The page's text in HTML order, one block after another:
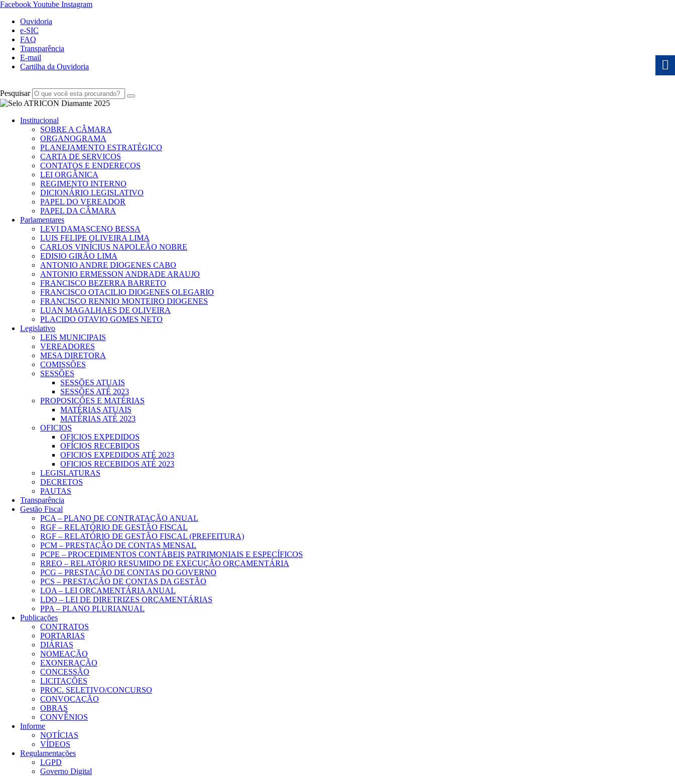
FacebookYoutube Instagram
Ouvidoria
e-SIC
FAQ
Transparência
E-mail
Cartilha da Ouvidoria
Pesquisar
Institucional
SOBRE A CÂMARA
ORGANOGRAMA
PLANEJAMENTO ESTRATÉGICO
CARTA DE SERVIÇOS
CONTATOS E ENDEREÇOS
LEI ORGÂNICA
REGIMENTO INTERNO
DICIONÁRIO LEGISLATIVO
PAPEL DO VEREADOR
PAPEL DA CÂMARA
Parlamentares
LEVI DAMASCENO BESSA
LUIS FELIPE OLIVEIRA LIMA
CARLOS VINÍCIUS NAPOLEÃO NOBRE
EDISIO GIRÃO LIMA
ANTONIO ANDRE DIOGENES CABO
ANTONIO ERMESSON ANDRADE ARAUJO
FRANCISCO BEZERRA BARRETO
FRANCISCO OTACILIO DIOGENES OLEGARIO
FRANCISCO RENNIO MONTEIRO DIOGENES
LUAN MAGALHAES DE OLIVEIRA
PLACIDO OTAVIO GOMES NETO
Legislativo
LEIS MUNICIPAIS
VEREADORES
MESA DIRETORA
COMISSÕES
SESSÕES
SESSÕES ATUAIS
SESSÕES ATÉ 2023
PROPOSIÇÕES E MATÉRIAS
MATÉRIAS ATUAIS
MATÉRIAS ATÉ 2023
OFICIOS
OFICIOS EXPEDIDOS
OFÍCIOS RECEBIDOS
OFICIOS EXPEDIDOS ATÉ 2023
OFICIOS RECEBIDOS ATÉ 2023
LEGISLATURAS
DECRETOS
PAUTAS
Transparência
Gestão Fiscal
PCA – PLANO DE CONTRATAÇÃO ANUAL
RGF – RELATÓRIO DE GESTÃO FISCAL
RGF – RELATÓRIO DE GESTÃO FISCAL (PREFEITURA)
PCM – PRESTAÇÃO DE CONTAS MENSAL
PCPE – PROCEDIMENTOS CONTÁBEIS PATRIMONIAIS E ESPECÍFICOS
RREO – RELATÓRIO RESUMIDO DE EXECUÇÃO ORÇAMENTÁRIA
PCG – PRESTAÇÃO DE CONTAS DO GOVERNO
PCS – PRESTAÇÃO DE CONTAS DA GESTÃO
LOA – LEI ORÇAMENTÁRIA ANUAL
LDO – LEI DE DIRETRIZES ORÇAMENTÁRIAS
PPA – PLANO PLURIANUAL
Publicações
CONTRATOS
PORTARIAS
DIÁRIAS
NOMEAÇÃO
EXONERAÇÃO
CONCESSÃO
LICITAÇÕES
PROC. SELETIVO/CONCURSO
CONVOCAÇÃO
OBRAS
CONVÊNIOS
Informe
NOTÍCIAS
VÍDEOS
Regulamentações
LGPD
Governo Digital